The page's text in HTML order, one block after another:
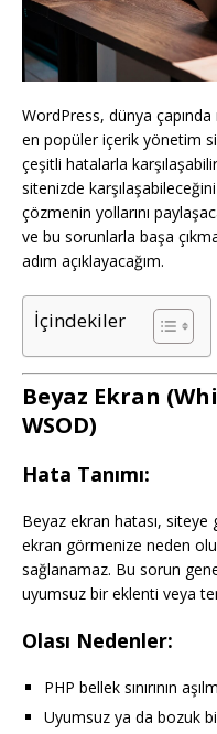
WordPress, dünya
en popüler içerik yönetim
çeşitli hatalarla
sitenizde
çözmenin yollarını
ve bu sorunlarla başa
adım açıklayacağım.
İçindekiler
Beyaz Ekran
WSOD)
Hata Tanımı:
Beyaz ekran hatası, siteye
ekran görmenize neden
sağlanamaz. Bu sorun
uyumsuz bir eklenti veya
Olası Nedenler:
PHP bellek sınırının
Uyumsuz ya da bozuk